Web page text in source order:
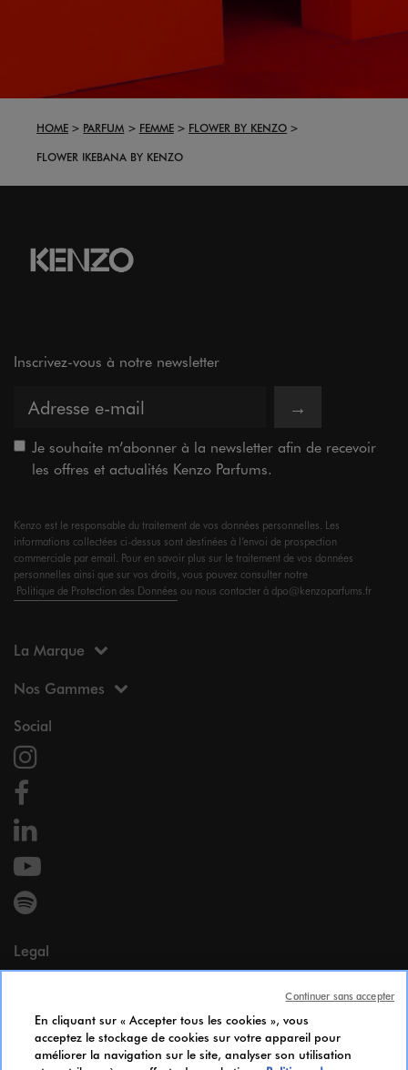
HOME PARFUM FEMME
FLOWER BY KENZO
FLOWER IKEBANA BY KENZO
Inscrivez-vous à notre newsletter
→
Je souhaite m’abonner à la newsletter afin de recevoir
les offres et actualités Kenzo Parfums.
Kenzo est le responsable du traitement de vos données personnelles. Les
informations collectées ci-dessus sont destinées à l’envoi de prospection
commerciale par email. Pour en savoir plus sur le traitement de vos données
personnelles ainsi que sur vos droits, vous pouvez consulter notre
Politique de Protection des Données ou nous contacter à dpo@kenzoparfums.fr
La Marque
Nos Gammes
Social
Legal
Mentions légales
Cookie Policy
Accessibilité
En cliquant sur « Accepter tous les cookies », vous
acceptez le stockage de cookies sur votre appareil pour
améliorer la navigation sur le site, analyser son utilisation
Continuer sans accepter